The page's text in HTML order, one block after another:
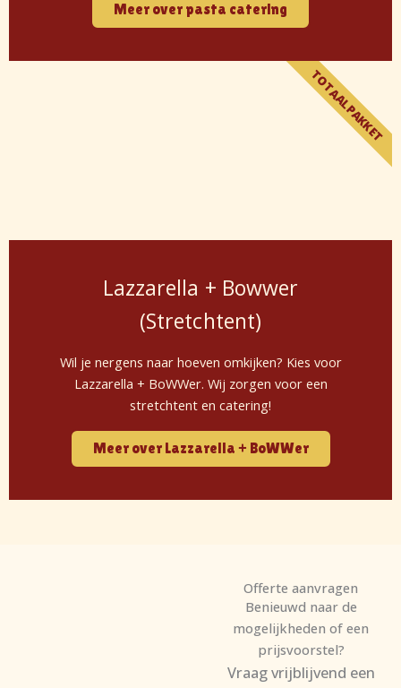
Meer over pasta catering
Lazzarella + Bowwer
(Stretchtent)
Wil je nergens naar hoeven omkijken? Kies voor
Lazzarella + BoWWer. Wij zorgen voor een
stretchtent en catering!
Meer over Lazzarella + BoWWer
TOTAALPAKKET
Offerte aanvragen
Benieuwd naar de
mogelijkheden of een
prijsvoorstel?
Vraag vrijblijvend een